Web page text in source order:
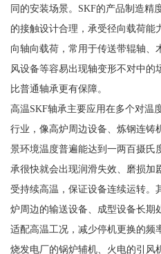
同的安装场景。SKF的产品制造精
的接触设计合理，承受径向载荷能
向轴向载荷，常用于传送带辊轴、
风设备等容易出现轴变形不对中
比普通轴承更有保障。
高温SKF轴承主要应用在多个对温
行业，像高炉周边设备、炼钢连铸
景环境温度普遍能达到一两百摄氏
承很快就会出现润滑失效、磨损加
受持续高温，保证设备连续运转。
炉周边的输送设备、成型设备长期
适配高温工况，减少停机更换的频
烧发电厂的锅炉辅机、火电的引风